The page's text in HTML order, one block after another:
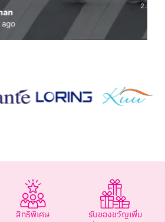
2.5K
สิทธิพิเศษ
รับของขวัญเพิ่ม